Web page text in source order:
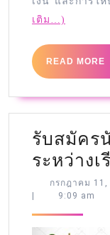
เติม…)
READ MORE
รับสมัคร
ระหว่างเ
กรกฎาคม 11,
|
9:09 am